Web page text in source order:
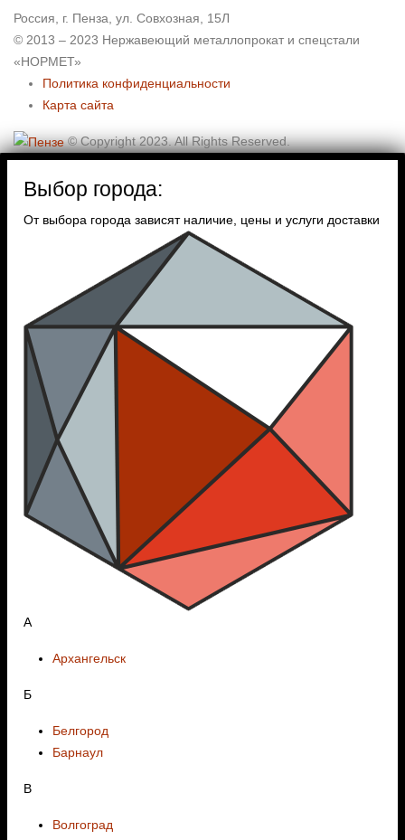
Россия, г. Пенза, ул. Совхозная, 15Л
© 2013 – 2023 Нержавеющий металлопрокат и спецстали
«НОРМЕТ»
Политика конфиденциальности
Карта сайта
© Copyright 2023. All Rights Reserved.
Выбор города:
От выбора города зависят наличие, цены и услуги доставки
А
Архангельск
Б
Белгород
Барнаул
В
Волгоград